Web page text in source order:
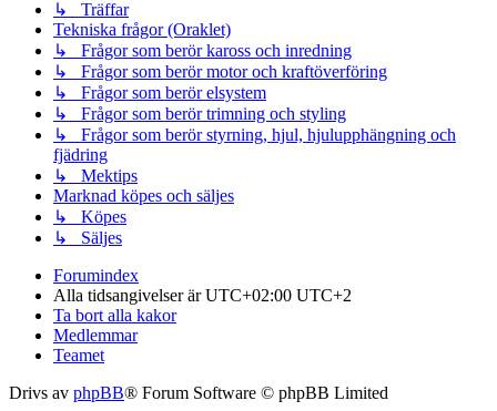
↳ Träffar
Tekniska frågor (Oraklet)
↳ Frågor som berör kaross och inredning
↳ Frågor som berör motor och kraftöverföring
↳ Frågor som berör elsystem
↳ Frågor som berör trimning och styling
↳ Frågor som berör styrning, hjul, hjulupphängning och
fjädring
↳ Mektips
Marknad köpes och säljes
↳ Köpes
↳ Säljes
Forumindex
Alla tidsangivelser är UTC+02:00 UTC+2
Ta bort alla kakor
Medlemmar
Teamet
Drivs av phpBB® Forum Software © phpBB Limited